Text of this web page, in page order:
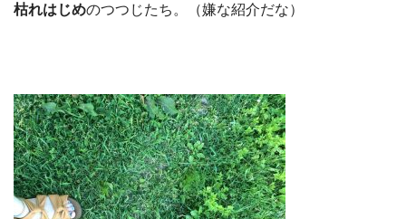
枯れはじめのつつじたち。（嫌な紹介だな）